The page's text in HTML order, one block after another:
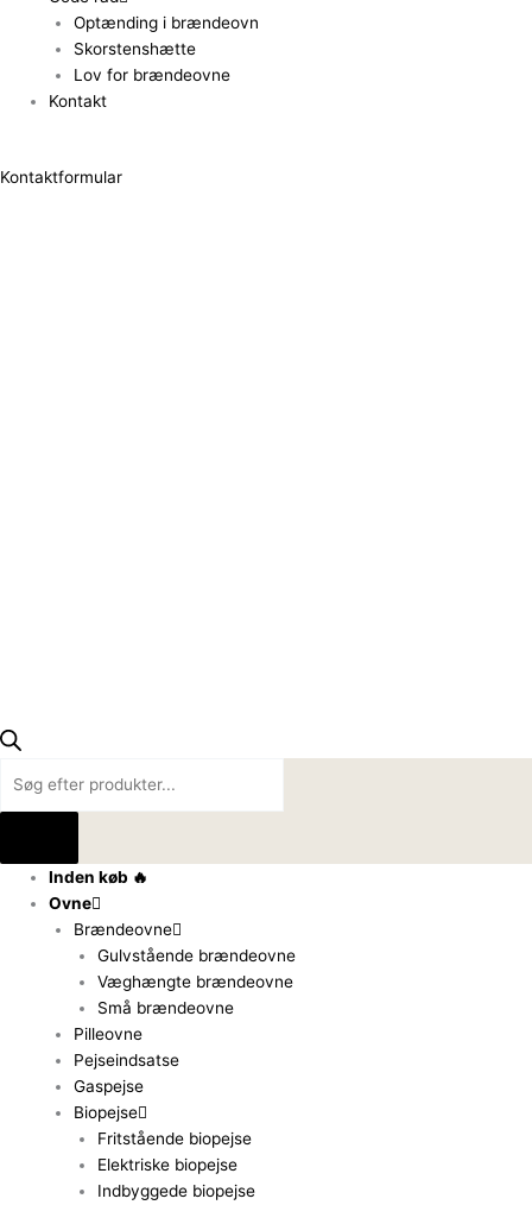
Optænding i brændeovn
Skorstenshætte
Lov for brændeovne
Kontakt
Kontaktformular
Inden køb 🔥
Ovne
Brændeovne
Gulvstående brændeovne
Væghængte brændeovne
Små brændeovne
Pilleovne
Pejseindsatse
Gaspejse
Biopejse
Fritstående biopejse
Elektriske biopejse
Indbyggede biopejse